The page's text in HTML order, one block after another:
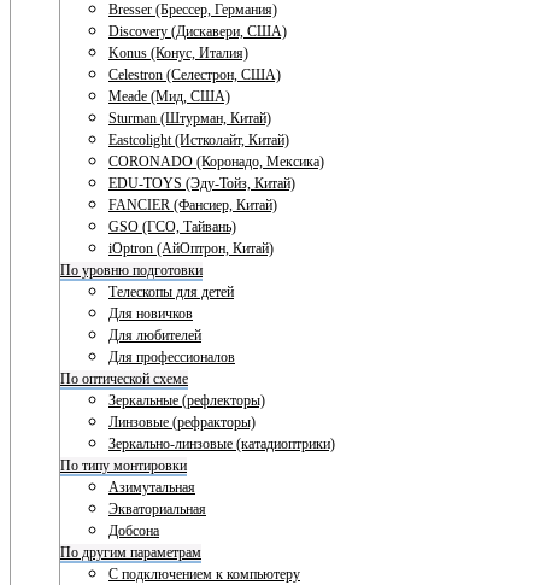
Bresser (Брессер, Германия)
Discovery (Дискавери, США)
Konus (Конус, Италия)
Celestron (Селестрон, США)
Meade (Мид, США)
Sturman (Штурман, Китай)
Eastcolight (Истколайт, Китай)
CORONADO (Коронадо, Мексика)
EDU-TOYS (Эду-Тойз, Китай)
FANCIER (Фансиер, Китай)
GSO (ГСО, Тайвань)
iOptron (АйОптрон, Китай)
По уровню подготовки
Телескопы для детей
Для новичков
Для любителей
Для профессионалов
По оптической схеме
Зеркальные (рефлекторы)
Линзовые (рефракторы)
Зеркально-линзовые (катадиоптрики)
По типу монтировки
Азимутальная
Экваториальная
Добсона
По другим параметрам
С подключением к компьютеру